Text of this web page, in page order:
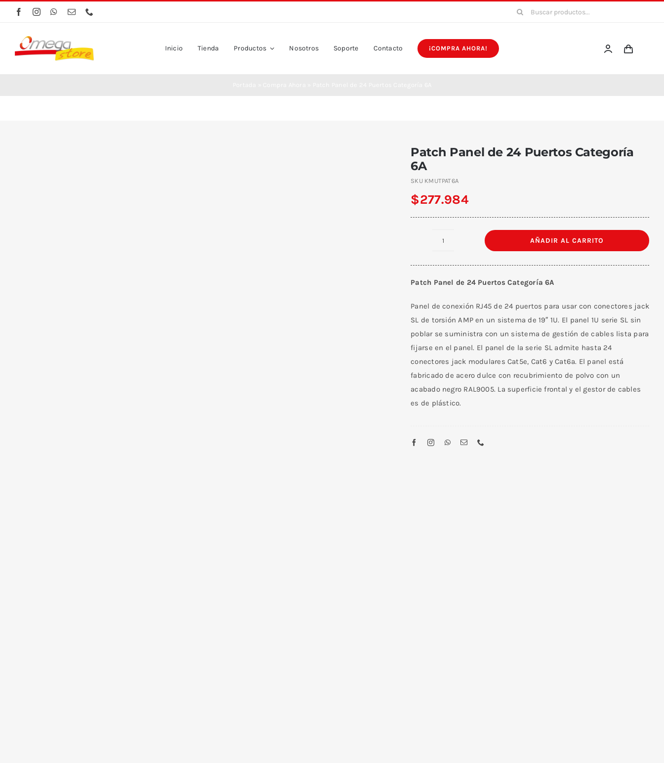
Saltar
contenido
Buscar:
Inicio Tienda Productos Nosotros Soporte Contacto ¡COMPRA AHORA!
Patch Panel de 24 Puertos Categoría
6A
SKU KMUTPAT6A
$277.984
24
Puertos
Categoría
cantidad
AÑADIR AL CARRITO
Patch Panel de 24 Puertos Categoría 6A
Panel de conexión RJ45 de 24 puertos para usar con conectores jack
SL de torsión AMP en un sistema de 19″ 1U. El panel 1U serie SL sin
poblar se suministra con un sistema de gestión de cables lista para
fijarse en el panel. El panel de la serie SL admite hasta 24
conectores jack modulares Cat5e, Cat6 y Cat6a. El panel está
fabricado de acero dulce con recubrimiento de polvo con un
acabado negro RAL9005. La superficie frontal y el gestor de cables
es de plástico.